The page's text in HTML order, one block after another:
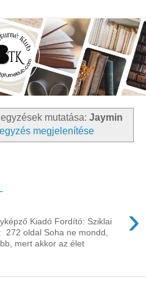
mutatása: Jaymin
megjelenítése
›
Kiadó Fordító: Sziklai
272 oldal Soha ne mondd,
mert akkor az élet